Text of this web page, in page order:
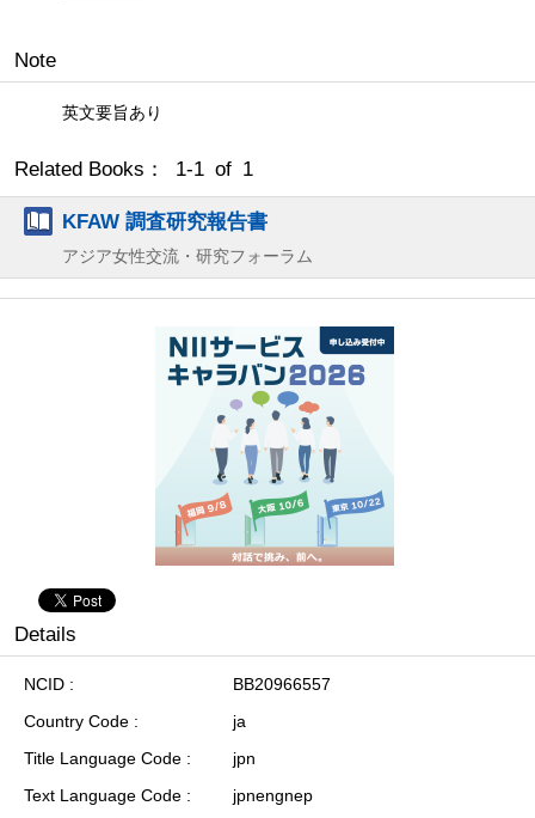
Note
英文要旨あり
Related Books： 1-1 of 1
KFAW 調査研究報告書
アジア女性交流・研究フォーラム
Details
NCID
BB20966557
Country Code
ja
Title Language Code
jpn
Text Language Code
jpnengnep